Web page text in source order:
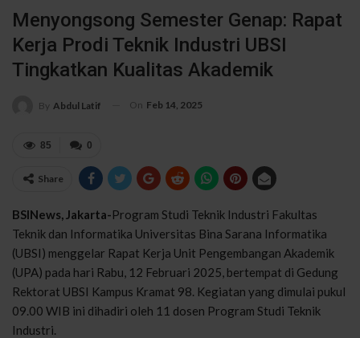
Menyongsong Semester Genap: Rapat
Kerja Prodi Teknik Industri UBSI
Tingkatkan Kualitas Akademik
By Abdul Latif On Feb 14, 2025
0
85
Share
BSINews, Jakarta-Program Studi Teknik Industri Fakultas
Teknik dan Informatika Universitas Bina Sarana Informatika
(UBSI) menggelar Rapat Kerja Unit Pengembangan Akademik
(UPA) pada hari Rabu, 12 Februari 2025, bertempat di Gedung
Rektorat UBSI Kampus Kramat 98. Kegiatan yang dimulai pukul
09.00 WIB ini dihadiri oleh 11 dosen Program Studi Teknik
Industri.